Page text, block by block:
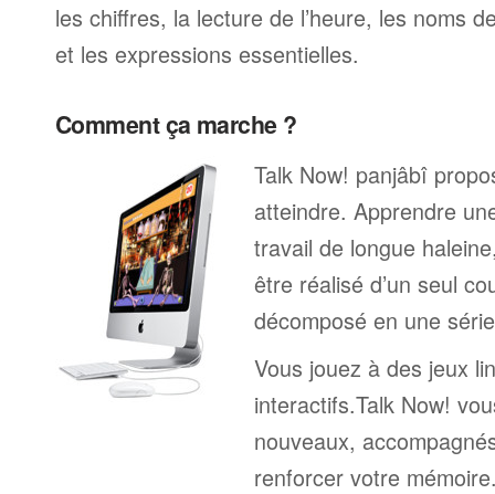
les chiffres, la lecture de l’heure, les noms
et les expressions essentielles.
Comment ça marche ?
Talk Now! panjâbî
atteindre. Apprendre
travail de longue
être réalisé d’un seul
décomposé en une
Vous jouez à des jeux
interactifs.Talk Now!
nouveaux,
renforcer votre